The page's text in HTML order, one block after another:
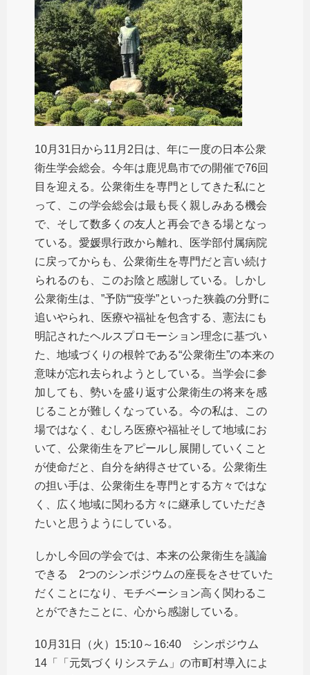
10月31日から11月2日は、年に一度の日本公衆
衛生学会総会。今年は鹿児島市での開催で76回
目を迎える。公衆衛生を専門としてきた私にと
って、この学会総会は最も長く親しみある機会
で、そして数多くの友人と再会できる場となっ
ている。愛媛県行政から離れ、医学部付属病院
に戻ってからも、公衆衛生を専門だと言い続け
られるのも、このお陰と感謝している。しかし
公衆衛生は、”予防““疫学”といった狭義の分野に
追いやられ、医療や福祉を包含する、憲法にも
明記されたヘルスプロモーション理念に基づい
た、地域づくりの根幹である“公衆衛生”の本来の
意味が忘れ去られようとしている。当学会に参
加しても、勢いを盛り返す公衆衛生の将来を感
じることが難しくなっている。今の私は、この
場ではなく、むしろ医療や福祉そして地域にお
いて、公衆衛生をアピールし展開していくこと
が使命だと、自分を納得させている。公衆衛生
の担い手は、公衆衛生を専門とする方々ではな
く、広く地域に関わる方々に継承していただき
たいと思うようにしている。
しかし今回の学会では、本来の公衆衛生を議論
できる 2つのシンポジウムの座長をさせていた
だくことになり、モチベーション高く関わるこ
とができたことに、心から感謝している。
10月31日（火）15:10～16:40 シンポジウム
14「「元気づくりシステム」の市町村導入によ